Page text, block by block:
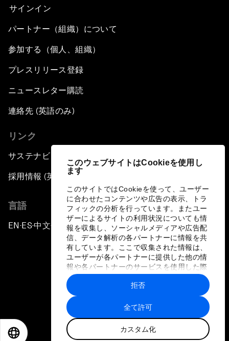
このウェブサイトはCookieを使用し
ます
このサイトではCookieを使って、ユーザー
に合わせたコンテンツや広告の表示、トラ
フィックの分析を行っています。またユー
ザーによるサイトの利用状況についても情
報を収集し、ソーシャルメディアや広告配
信、データ解析の各パートナーに情報を共
有しています。ここで収集された情報は、
ユーザーが各パートナーに提供した他の情
報や各パートナーのサービスを使用した際
に収集された情報と組み合わされ、各パー
トナーによって使用されることがありま
す。
全て許可
カスタム化
拒否
サインイン
パートナー（組織）について
参加する（個人、組織）
プレスリリース登録
ニュースレター購読
連絡先 (英語のみ)
リンク
サステナビリティへの取り組み
採用情報 (英語のみ)
言語
EN ▪ES▪中文▪ 日本語
プライバシーポリシーと利用規約
サイトマップ
©
世界経済フォーラム